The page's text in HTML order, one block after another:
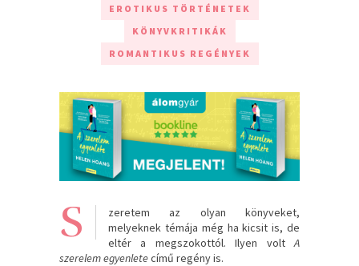
EROTIKUS TÖRTÉNETEK
KÖNYVKRITIKÁK
ROMANTIKUS REGÉNYEK
S
zeretem az olyan könyveket,
melyeknek témája még ha kicsit is, de
eltér a megszokottól. Ilyen voltA
szerelem egyenletecímű regény is.